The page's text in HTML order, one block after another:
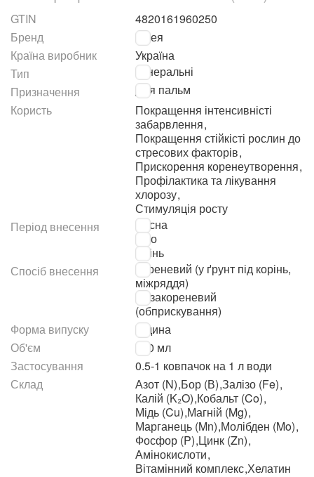
GTIN
4820161960250
Бренд
Гілея
Країна виробник
Україна
Тип
Мінеральні
Призначення
Для пальм
Користь
Покращення інтенсивністі
забарвлення,
Покращення стійкісті рослин до
стресових факторів,
Прискорення коренеутворення,
Профілактика та лікування
хлорозу,
Стимуляція росту
Період внесення
Весна
Літо
Осінь
Спосіб внесення
Кореневий (у ґрунт під корінь,
міжряддя)
Позакореневий
(обприскування)
Форма випуску
Рідина
Об'єм
300 мл
Застосування
0.5-1 ковпачок на 1 л води
Склад
Азот (N),Бор (В),Залізо (Fe),
Калій (K₂O),Кобальт (Co),
Мідь (Cu),Магній (Mg),
Марганець (Mn),Молібден (Mo),
Фосфор (P),Цинк (Zn),
Амінокислоти,
Вітамінний комплекс,Хелатин